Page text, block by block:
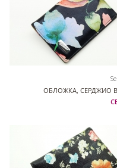
ОБЛОЖКА, СЕРДЖИО